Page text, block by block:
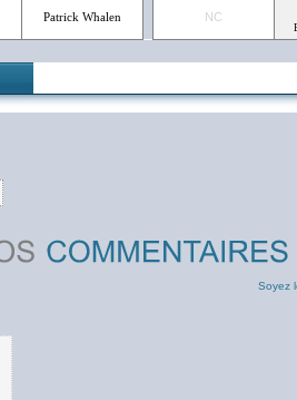
Patrick Whalen NC
Soyez